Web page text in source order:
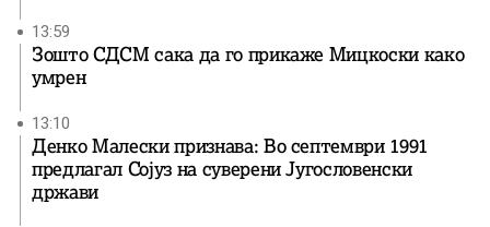
13:59
Зошто СДСМ сака да го прикаже Мицкоски како
умрен
13:10
Денко Малески признава: Во септември 1991
предлагал Сојуз на суверени Југословенски
држави